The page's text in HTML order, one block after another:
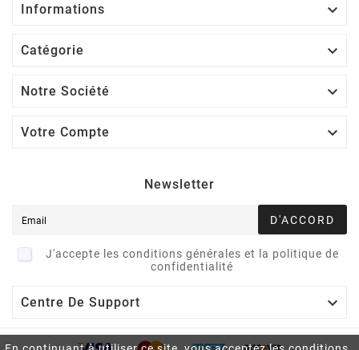
Informations 
Catégorie 
Notre Société 
Votre Compte 
Newsletter
D'ACCORD
J'accepte les conditions générales et la politique de
confidentialité
Centre De Support 